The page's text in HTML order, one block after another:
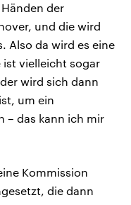
der
und die wird
Also da wird es eine
vielleicht sogar
wird sich dann
um ein
– das kann ich mir
Kommission
die dann